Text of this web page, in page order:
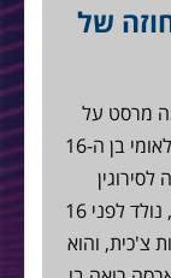
של
מרסט על
אוריין גורן והארכת החוזה שלו ״הקשר הבינלאומי בן ה-16
העונה לסירוגין
בקבוצות קאדטים א׳ ו-ונוער ב' של ברצלונה, נולד לפני 16
צ'כית, והוא